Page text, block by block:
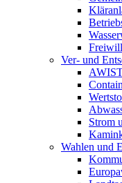
Ver- und
Strom
Wahlen und